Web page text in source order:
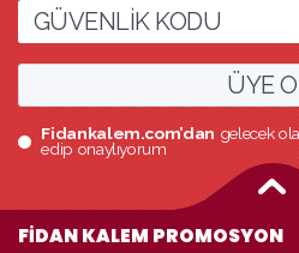
ÜYE
Fidankalem.com’dangelecek
edip onaylıyorum
FİDAN KALEM PROMOSYON